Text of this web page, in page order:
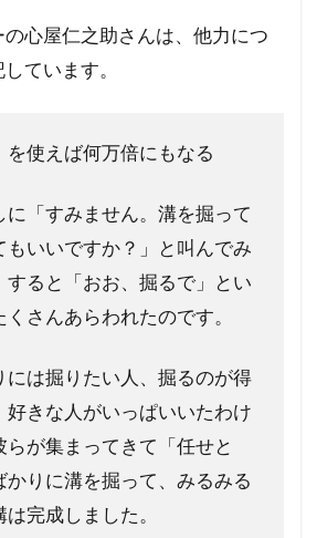
心屋仁之助さんは、他力につ
ています。
を使えば何万倍にもなる
に「すみません。溝を掘って
もいいですか？」と叫んでみ
すると「おお、掘るで」とい
くさんあらわれたのです。
には掘りたい人、掘るのが得
好きな人がいっぱいいたわけ
らが集まってきて「任せと
かりに溝を掘って、みるみる
は完成しました。